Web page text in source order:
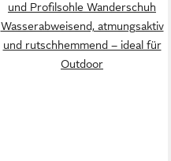
und Profilsohle Wanderschuh
Wasserabweisend, atmungsaktiv
und rutschhemmend – ideal für
Outdoor